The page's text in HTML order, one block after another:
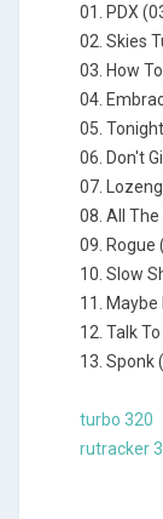
01. PDX
02. Skies
03. How
04.
05.
06. Don't
07.
08. All
09. Rogue
10. Slow
11. Maybe
12. Talk
13. Sponk
turbo 320
rutracker